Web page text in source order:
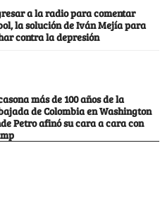
a la radio para comentar
la solución de Iván Mejía para
contra la depresión
más de 100 años de la
de Colombia en Washington
Petro afinó su cara a cara con